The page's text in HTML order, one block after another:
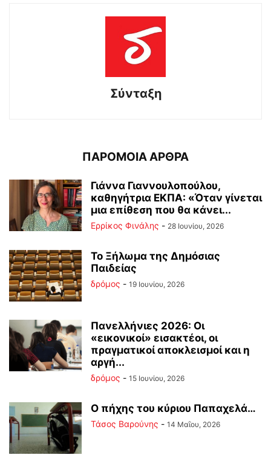
Σύνταξη
ΠΑΡΟΜΟΙΑ ΑΡΘΡΑ
Γιάννα Γιαννουλοπούλου,
καθηγήτρια ΕΚΠΑ: «Όταν γίνεται
μια επίθεση που θα κάνει...
Ερρίκος Φινάλης - 28 Ιουνίου, 2026
Το Ξήλωμα της Δημόσιας
Παιδείας
δρόμος - 19 Ιουνίου, 2026
Πανελλήνιες 2026: Οι
«εικονικοί» εισακτέοι, οι
πραγματικοί αποκλεισμοί και η
αργή...
δρόμος - 15 Ιουνίου, 2026
Ο πήχης του κύριου Παπαχελά…
Τάσος Βαρούνης - 14 Μαΐου, 2026